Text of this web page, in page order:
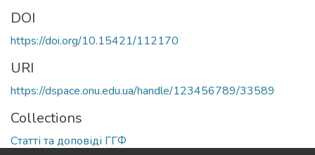
DOI
https://doi.org/10.15421/112170
URI
https://dspace.onu.edu.ua/handle/123456789/33589
Collections
Статті та доповіді ГГФ